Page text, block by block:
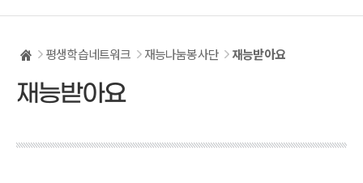
평생학습네트워크 재능나눔봉사단 재능받아요
재능받아요